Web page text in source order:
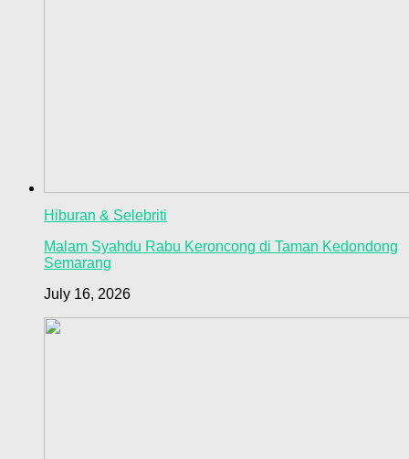
Hiburan & Selebriti
Malam Syahdu Rabu Keroncong di Taman Kedondong
Semarang
July 16, 2026